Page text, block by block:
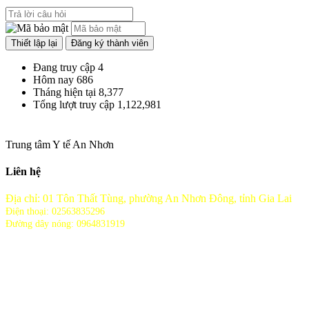
Đang truy cập 4
Hôm nay 686
Tháng hiện tại 8,377
Tổng lượt truy cập 1,122,981
Trung tâm Y tế An Nhơn
Liên hệ
Địa chỉ: 01 Tôn Thất Tùng, phường An Nhơn Đông, tỉnh Gia Lai
Điện thoại: 02563835296
Đường dây nóng: 0964831919